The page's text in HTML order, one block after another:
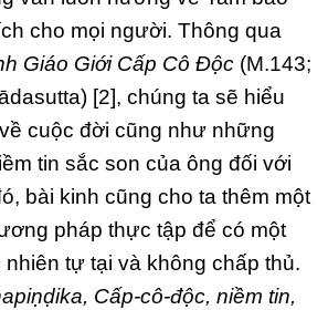
cho mọi người. Thông qua
Giáo Giới Cấp Cô Độc (M.143;
[2], chúng ta sẽ hiểu
cuộc đời cũng như những
tin sắc son của ông đối với
bài kinh cũng cho ta thêm một
pháp thực tập để có một
nhiên tự tại và không chấp thủ.
Cấp-cô-độc, niềm tin,